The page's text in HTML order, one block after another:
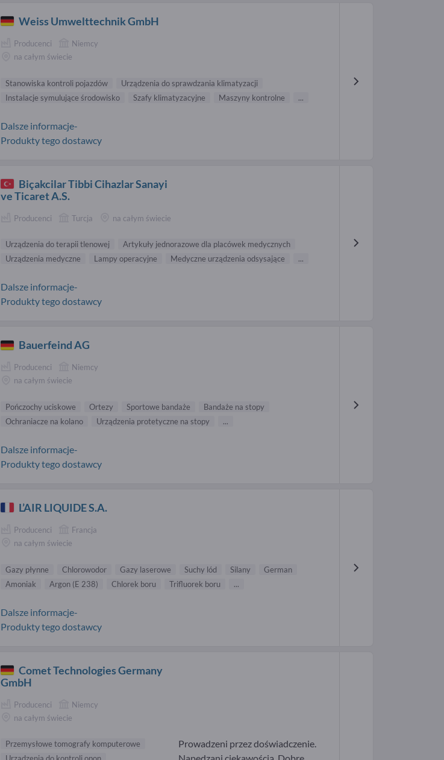
Weiss Umwelttechnik GmbH
Producenci
Niemcy
na całym świecie
Stanowiska kontroli pojazdów
Urządzenia do sprawdzania klimatyzacji
Instalacje symulujące środowisko
Szafy klimatyzacyjne Maszyny kontrolne ...
Dalsze informacje-
Produkty tego dostawcy
Biçakcilar Tibbi Cihazlar Sanayi
ve Ticaret A.S.
Producenci Turcja na całym świecie
Urządzenia do terapii tlenowej
Artykuły jednorazowe dla placówek medycznych
Urządzenia medyczne
Lampy operacyjne Medyczne urządzenia odsysające ...
Dalsze informacje-
Produkty tego dostawcy
Bauerfeind AG
Producenci
Niemcy
na całym świecie
Pończochy uciskowe Ortezy Sportowe bandaże
Bandaże na stopy
Ochraniacze na kolano
Urządzenia protetyczne na stopy ...
Dalsze informacje-
Produkty tego dostawcy
L’AIR LIQUIDE S.A.
Producenci
Francja
na całym świecie
Gazy płynne Chlorowodor Gazy laserowe Suchy lód Silany
German
Amoniak
Argon (E 238) Chlorek boru Trifluorek boru ...
Dalsze informacje-
Produkty tego dostawcy
Comet Technologies Germany
GmbH
Producenci
Niemcy
na całym świecie
Przemysłowe tomografy komputerowe
Prowadzeni przez doświadczenie.